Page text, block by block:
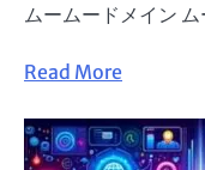
変
し
う！
ムームードメイン
Read MoreRead
about
簡